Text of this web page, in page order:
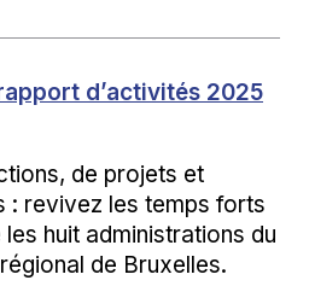
d’activités 2025
de projets et
: revivez les temps forts
huit administrations du
de Bruxelles.